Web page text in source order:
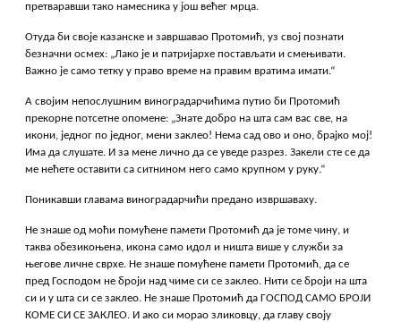
претваравши тако намесника у још већег мрца.
Отуда би своје казанске и завршавао Протомић, уз свој познати
безначни осмех: „Лако је и патријархе постављати и смењивати.
Важно је само тетку у право време на правим вратима имати.“
А својим непослушним виноградарчићима путио би Протомић
прекорне потсетне опомене: „Знате добро на шта сам вас све, на
икони, једног по једног, мени заклео! Нема сад ово и оно, брајко мој!
Има да слушате. И за мене лично да се уведе разрез. Закели сте се да
ме нећете оставити са ситнином него само крупном у руку.“
Поникавши главама виноградарчићи предано извршаваху.
Не знаше од моћи помућене памети Протомић да је томе чину, и
таква обезикоњена, икона само идол и ништа више у служби за
његове личне сврхе. Не знаше помућене памети Протомић, да се
пред Господом не броји над чиме си се заклео. Нити се броји на шта
си и у шта си се заклео. Не знаше Протомић да ГОСПОД САМО БРОЈИ
КОМЕ СИ СЕ ЗАКЛЕО. И ако си морао зликовцу, да главу своју